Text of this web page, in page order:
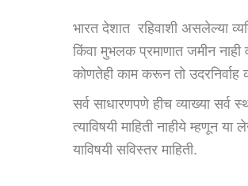
भारत देशात रहिवाशी असलेल्या
किंवा मुभलक प्रमाणात जमीन नाही
कोणतेही काम करून तो
सर्व साधारणपणे हीच व्याख्या सर्व
त्याविषयी माहिती नाहीये म्हणून
याविषयी सविस्तर माहिती.